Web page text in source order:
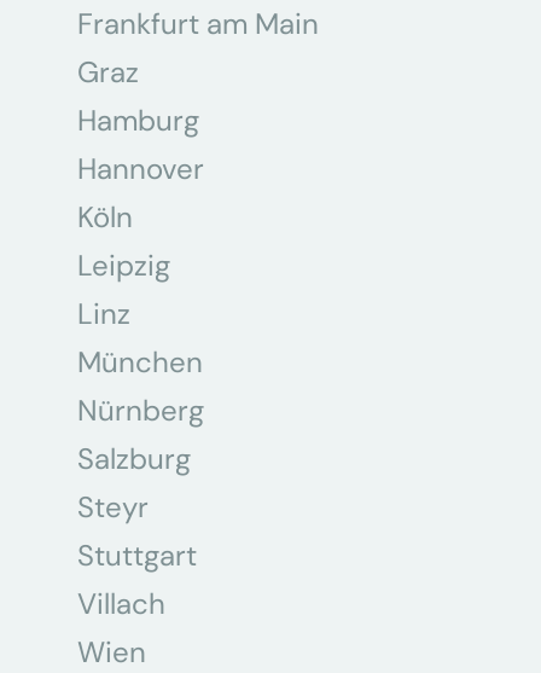
Frankfurt am Main
Graz
Hamburg
Hannover
Köln
Leipzig
Linz
München
Nürnberg
Salzburg
Steyr
Stuttgart
Villach
Wien